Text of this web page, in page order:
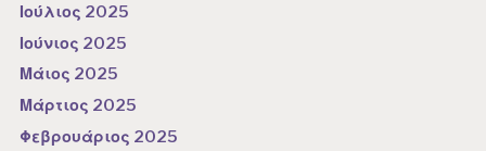
Ιούλιος 2025
Ιούνιος 2025
Μάιος 2025
Μάρτιος 2025
Φεβρουάριος 2025